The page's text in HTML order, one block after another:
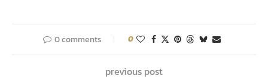
0 comments 0
previous post